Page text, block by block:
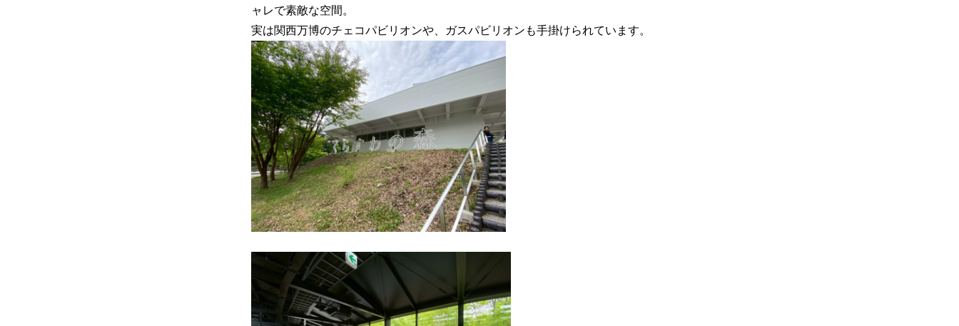
ャレで素敵な空間。
実は関西万博のチェコパビリオンや、ガスパビリオンも手掛けられています。